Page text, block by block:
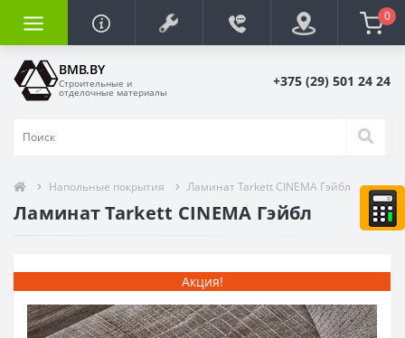
0
BMB.BY
Строительные и
отделочные материалы
+375 (29) 501 24 24
Напольные покрытия Ламинат Tarkett CINEMA Гэйбл
Ламинат Tarkett CINEMA Гэйбл
Акция!